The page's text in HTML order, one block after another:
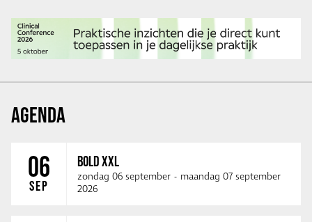
AGENDA
06
SEP
BOLD XXL
zondag 06 september - maandag 07 september
2026